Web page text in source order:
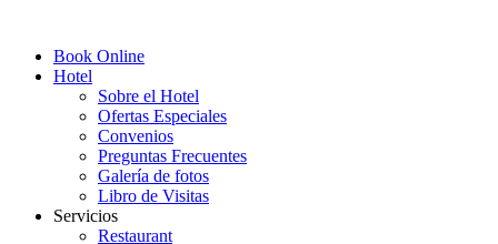
Book Online
Hotel
Sobre el Hotel
Ofertas Especiales
Convenios
Preguntas Frecuentes
Galería de fotos
Libro de Visitas
Servicios
Restaurant